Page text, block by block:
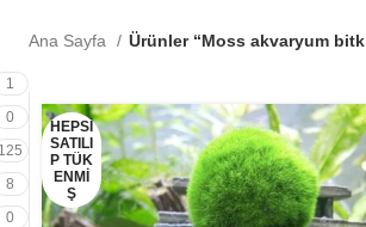
1
0
125
8
0
Ana Sayfa Ürünler “Moss akvaryum
HEPSI
SATILI
P TÜK
ENMI
Ş